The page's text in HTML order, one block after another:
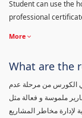
Student can use the
professional
More
What are the
في الكورس من مرحلة عدم
ملموسة و فعالة مثل